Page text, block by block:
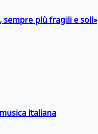
sempre più fragili e soli»
italiana